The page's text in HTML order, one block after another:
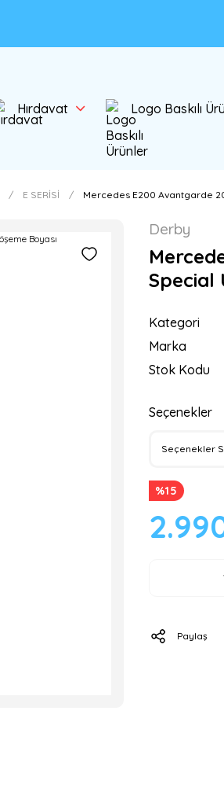
Hırdavat Logo Baskılı
E SERİSİ Mercedes E200 Avantgarde
Derby
Special
Kategori
Marka
Stok Kodu
Seçenekler
%15
Paylaş